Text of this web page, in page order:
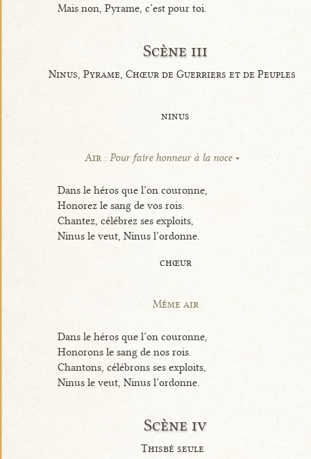
Mais non, Pyrame, c’est pour toi.
Scène iii
Ninus, Pyrame, Chœur de Guerriers et de Peuples
ninus
Air : Pour faire honneur à la noce
Dans le héros que l’on couronne,
Honorez le sang de vos rois.
Chantez, célébrez ses exploits,
Ninus le veut, Ninus l’ordonne.
chœur
Même air
Dans le héros que l’on couronne,
Honorons le sang de nos rois.
Chantons, célébrons ses exploits,
Ninus le veut, Ninus l’ordonne.
Scène iv
Thisbé seule